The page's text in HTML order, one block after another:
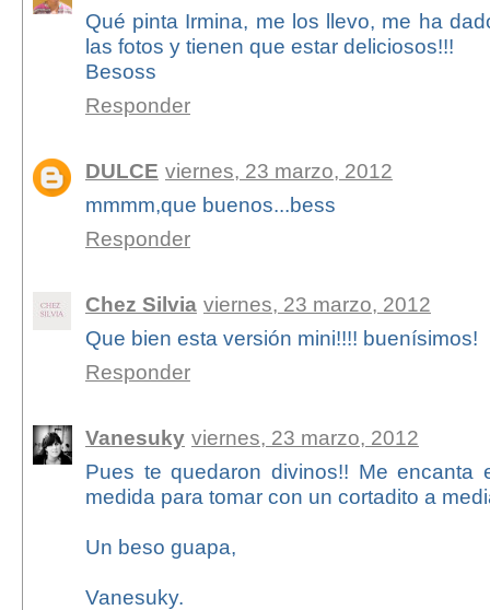
Qué pinta Irmina, me los llevo, me ha
las fotos y tienen que estar deliciosos!!!
Besoss
Responder
DULCE viernes, 23 marzo, 2012
mmmm,que buenos...bess
Responder
Chez Silvia viernes, 23 marzo, 2012
Que bien esta versión mini!!!! buenísimos!
Responder
Vanesuky viernes, 23 marzo, 2012
Pues te quedaron divinos!! Me encanta
medida para tomar con un cortadito a
Un beso guapa,
Vanesuky.